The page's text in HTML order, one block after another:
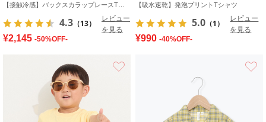
4.3 （13）
レビュー
を見る
¥2,145 -50%OFF-
【吸水速乾】発泡プリントTシャツ
5.0 （1）
レビュー
を見る
¥990 -40%OFF-